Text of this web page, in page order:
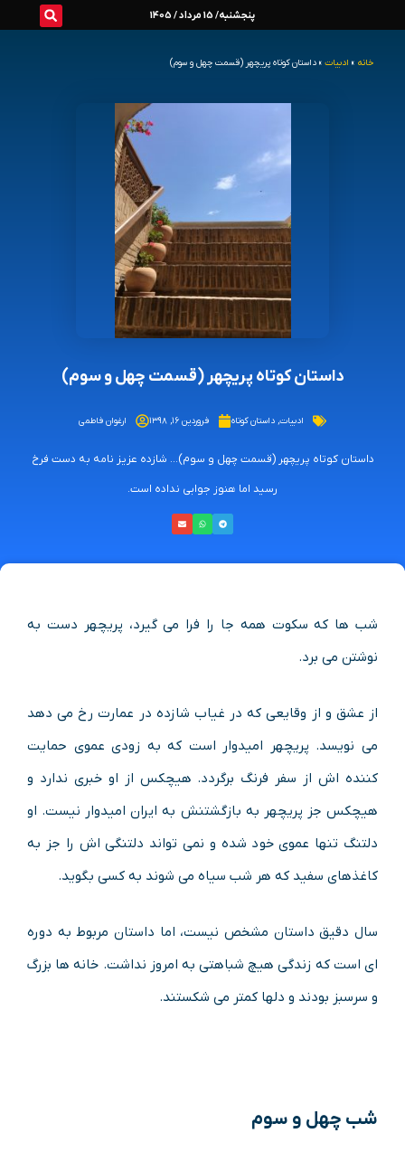
پنجشنبه/ 15 مرداد / 1405
خانه » ادبیات » داستان کوتاه پریچهر (قسمت چهل و سوم)
داستان کوتاه پریچهر (قسمت چهل و سوم)
ادبیات, داستان کوتاه فروردین ۱۶, ۱۳۹۸ ارغوان فاطمی
داستان کوتاه پریچهر (قسمت چهل و سوم)... شازده عزیز نامه به دست فرخ
رسید اما هنوز جوابى نداده است.
شب ها که سکوت همه جا را فرا می گیرد، پریچهر دست به
نوشتن می برد.
از عشق و از وقایعى که در غیاب شازده در عمارت رخ می دهد
می نویسد. پریچهر امیدوار است که به زودى عموى حمایت
کننده اش از سفر فرنگ برگردد. هیچکس از او خبرى ندارد و
هیچکس جز پریچهر به بازگشتنش به ایران امیدوار نیست. او
دلتنگ تنها عموى خود شده و نمى تواند دلتنگى اش را جز به
کاغذهاى سفید که هر شب سیاه می شوند به کسى بگوید.
سال دقیق داستان مشخص نیست، اما داستان مربوط به دوره
اى است که زندگى هیچ شباهتى به امروز نداشت. خانه ها بزرگ
و سرسبز بودند و دلها کمتر می شکستند.
شب چهل و سوم